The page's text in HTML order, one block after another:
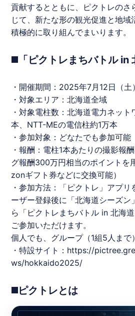
貢献するとともに、
ピクトレのさ
じて、新たな形の観光促進と地域
積極的に取り組んでまいります。
◼️「ピクトレまちバトル in
・開催期間：2025年7月12日（土
・対象エリア：北海道全域
・対象電柱数：北海道電力ネット
本、NTT-MEの電信柱約1万本
・参加対象：どなたでも参加可能
・報酬：電柱1本あたりの撮影報
グ報酬300万円相当のポイントを
zonギフト券などに交換可能）
・参加方法：「 ピクトレ 」アプ
ーザー登録後に「北海道シーズン
ら「 ピクトレ まちバトル in北海道
ご参加いただけます。
個人でも、グループ（1組5人まで
・特設サイト： https://
ws/hokkaido2025/
◼️ピクトレとは